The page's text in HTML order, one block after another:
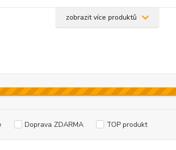
zobrazit více produktů
Doprava ZDARMA TOP produkt